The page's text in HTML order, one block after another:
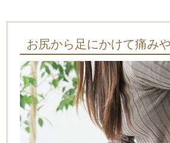
お尻から足にかけて痛み